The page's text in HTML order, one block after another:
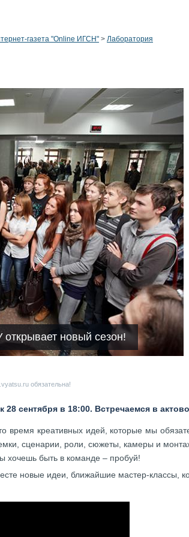
газета "Online ИГСН" > Лаборатория
открывает новый сезон!
обязательна!
сентября в 18:00. Встречаемся в
время креативных идей, которые мы
сценарии, роли, сюжеты, камеры и
хочешь быть в команде – пробуй!
новые идеи, ближайшие мастер-классы,